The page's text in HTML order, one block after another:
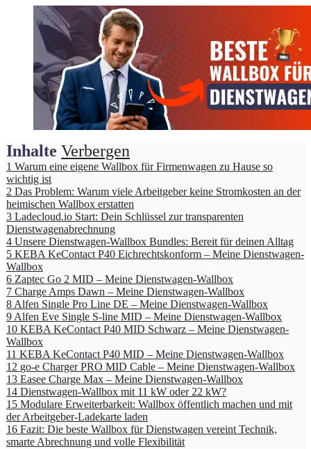
Inhalte Verbergen
1 Warum eine eigene Wallbox für Firmenwagen zu Hause so
wichtig ist
2 Das Problem: Warum viele Arbeitgeber keine Stromkosten an der
heimischen Wallbox erstatten
3 Ladecloud.io Start: Dein Schlüssel zur transparenten
Dienstwagenabrechnung
4 Unsere Dienstwagen-Wallbox Bundles: Bereit für deinen Alltag
5 KEBA KeContact P40 Eichrechtskonform – Meine Dienstwagen-
Wallbox
6 Zaptec Go 2 MID – Meine Dienstwagen-Wallbox
7 Charge Amps Dawn – Meine Dienstwagen-Wallbox
8 Alfen Single Pro Line DE – Meine Dienstwagen-Wallbox
9 Alfen Eve Single S-line MID – Meine Dienstwagen-Wallbox
10 KEBA KeContact P40 MID Schwarz – Meine Dienstwagen-
Wallbox
11 KEBA KeContact P40 MID – Meine Dienstwagen-Wallbox
12 go-e Charger PRO MID Cable – Meine Dienstwagen-Wallbox
13 Easee Charge Max – Meine Dienstwagen-Wallbox
14 Dienstwagen-Wallbox mit 11 kW oder 22 kW?
15 Modulare Erweiterbarkeit: Wallbox öffentlich machen und mit
der Arbeitgeber-Ladekarte laden
16 Fazit: Die beste Wallbox für Dienstwagen vereint Technik,
smarte Abrechnung und volle Flexibilität